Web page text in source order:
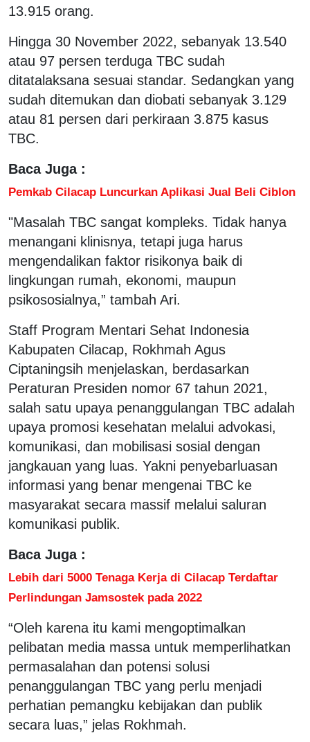
13.915 orang.
Hingga 30 November 2022, sebanyak 13.540
atau 97 persen terduga TBC sudah
ditatalaksana sesuai standar. Sedangkan yang
sudah ditemukan dan diobati sebanyak 3.129
atau 81 persen dari perkiraan 3.875 kasus
TBC.
Baca Juga :
Pemkab Cilacap Luncurkan Aplikasi Jual Beli Ciblon
"Masalah TBC sangat kompleks. Tidak hanya
menangani klinisnya, tetapi juga harus
mengendalikan faktor risikonya baik di
lingkungan rumah, ekonomi, maupun
psikososialnya,” tambah Ari.
Staff Program Mentari Sehat Indonesia
Kabupaten Cilacap, Rokhmah Agus
Ciptaningsih menjelaskan, berdasarkan
Peraturan Presiden nomor 67 tahun 2021,
salah satu upaya penanggulangan TBC adalah
upaya promosi kesehatan melalui advokasi,
komunikasi, dan mobilisasi sosial dengan
jangkauan yang luas. Yakni penyebarluasan
informasi yang benar mengenai TBC ke
masyarakat secara massif melalui saluran
komunikasi publik.
Baca Juga :
Lebih dari 5000 Tenaga Kerja di Cilacap Terdaftar
Perlindungan Jamsostek pada 2022
“Oleh karena itu kami mengoptimalkan
pelibatan media massa untuk memperlihatkan
permasalahan dan potensi solusi
penanggulangan TBC yang perlu menjadi
perhatian pemangku kebijakan dan publik
secara luas,” jelas Rokhmah.